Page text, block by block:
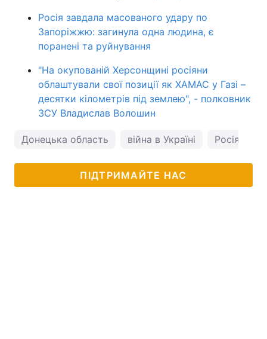
Росія завдала масованого удару по
Запоріжжю: загинула одна людина, є
поранені та руйнування
"На окупованій Херсонщині росіяни
облаштували свої позиції як ХАМАС у Газі –
десятки кілометрів під землею", - полковник
ЗСУ Владислав Волошин
Донецька область війна в Україні Росія
ПІДТРИМАЙТЕ НАС